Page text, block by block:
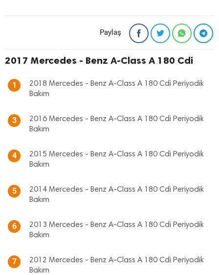
Paylaş
2017 Mercedes - Benz A-Class A 180 Cdi
1
2018 Mercedes - Benz A-Class A 180 Cdi Periyodik
Bakım
3
2016 Mercedes - Benz A-Class A 180 Cdi Periyodik
Bakım
4
2015 Mercedes - Benz A-Class A 180 Cdi Periyodik
Bakım
5
2014 Mercedes - Benz A-Class A 180 Cdi Periyodik
Bakım
6
2013 Mercedes - Benz A-Class A 180 Cdi Periyodik
Bakım
7
2012 Mercedes - Benz A-Class A 180 Cdi Periyodik
Bakım